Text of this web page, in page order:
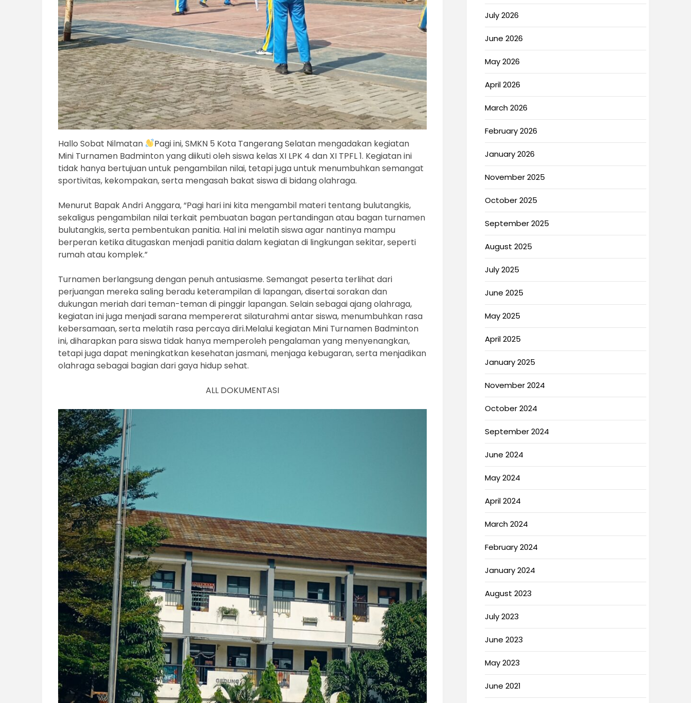
Hallo Sobat Nilmatan
Pagi ini, SMKN 5 Kota Tangerang Selatan mengadakan kegiatan
Mini Turnamen Badminton yang diikuti oleh siswa kelas XI LPK 4 dan XI TPFL 1. Kegiatan ini
tidak hanya bertujuan untuk pengambilan nilai, tetapi juga untuk menumbuhkan semangat
sportivitas, kekompakan, serta mengasah bakat siswa di bidang olahraga.
Menurut Bapak Andri Anggara, “Pagi hari ini kita mengambil materi tentang bulutangkis,
sekaligus pengambilan nilai terkait pembuatan bagan pertandingan atau bagan turnamen
bulutangkis, serta pembentukan panitia. Hal ini melatih siswa agar nantinya mampu
berperan ketika ditugaskan menjadi panitia dalam kegiatan di lingkungan sekitar, seperti
rumah atau komplek.”
Turnamen berlangsung dengan penuh antusiasme. Semangat peserta terlihat dari
perjuangan mereka saling beradu keterampilan di lapangan, disertai sorakan dan
dukungan meriah dari teman-teman di pinggir lapangan. Selain sebagai ajang olahraga,
kegiatan ini juga menjadi sarana mempererat silaturahmi antar siswa, menumbuhkan rasa
kebersamaan, serta melatih rasa percaya diri.Melalui kegiatan Mini Turnamen Badminton
ini, diharapkan para siswa tidak hanya memperoleh pengalaman yang menyenangkan,
tetapi juga dapat meningkatkan kesehatan jasmani, menjaga kebugaran, serta menjadikan
olahraga sebagai bagian dari gaya hidup sehat.
ALL DOKUMENTASI
July 2026
June 2026
May 2026
April 2026
March 2026
February 2026
January 2026
November 2025
October 2025
September 2025
August 2025
July 2025
June 2025
May 2025
April 2025
January 2025
November 2024
October 2024
September 2024
June 2024
May 2024
April 2024
March 2024
February 2024
January 2024
August 2023
July 2023
June 2023
May 2023
June 2021